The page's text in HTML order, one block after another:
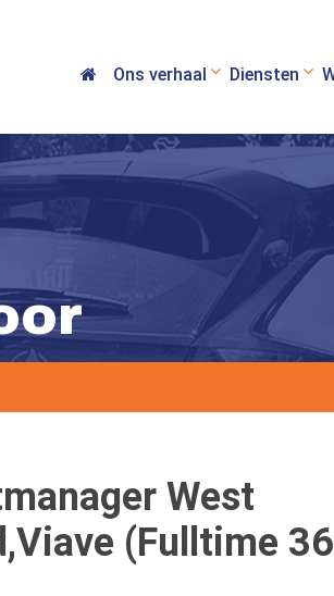
Ons verhaal Diensten
West
(Fulltime